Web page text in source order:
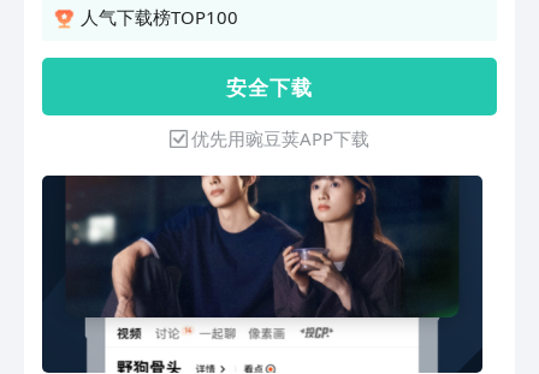
逃脱 第八季》特调小队揭开无限流世界
就是要开心的嘛。《歌手2026》万种声
响，皆入场。《耀眼》落难千金野草少年
逆风成长，治愈青春！《爸爸当家5》爸
爸当家，拥抱自己一下！《乘风2026》
真我登场，自成风浪！《妻子的浪漫旅行
2026》执手相伴，爱人亦爱己。《你
好，星期六2026》你好星期六，精彩看
不够《女神蒙上眼》以法为刃！辛芷蕾林
雨申演绎精英律师。《玉茗茶骨》甜度爆
表！侯明昊古力娜扎互撩上头。《声生不
息·华流季》以华流为笔 共画同心圆。
人气下载榜TOP100
安 全 下 载
优先用豌豆荚APP下载